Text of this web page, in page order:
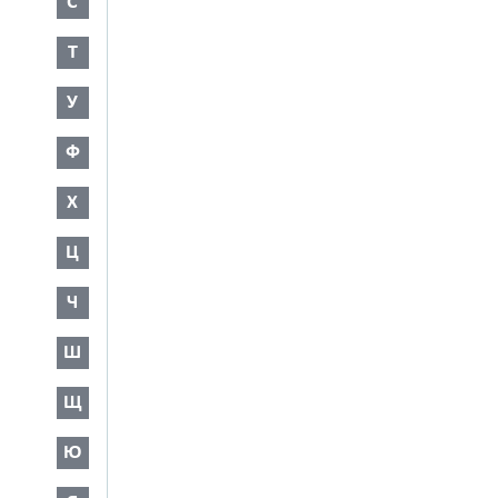
Т
У
Ф
Х
Ц
Ч
Ш
Щ
Ю